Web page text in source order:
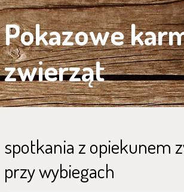
Pokazowe
zwierząt
spotkania z opiekunem
przy wybiegach